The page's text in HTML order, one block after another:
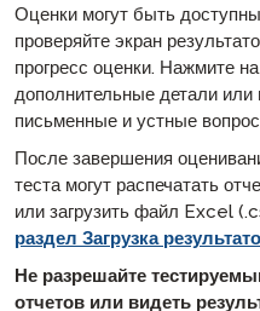
Оценки могут быть
проверяйте экран
прогресс оценки. Нажмите
дополнительные детали или
письменные и устные
После завершения
теста могут распечатать
или загрузить файл Excel
раздел Загрузка
Не разрешайте
отчетов или видеть